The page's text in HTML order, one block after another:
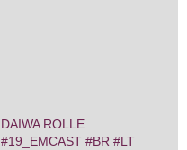
DAIWA ROLLE
#19_EMCAST #BR #LT